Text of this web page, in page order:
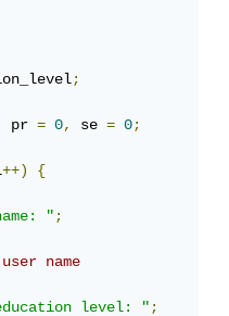
;
pr = 0, se = 0;
++) {
";
name
level: ";